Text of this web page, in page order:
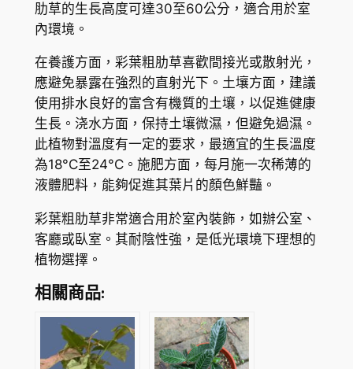
量
肋草的生長高度可達30至60公分，適合用於室
內環境。
在養護方面，彩葉粗肋草喜歡間接光或散射光，
應避免暴露在強烈的直射光下。土壤方面，建議
使用排水良好的富含有機質的土壤，以促進健康
生長。浇水方面，保持土壤微濕，但避免過濕。
此植物對溫度有一定的要求，最適宜的生長溫度
為18°C至24°C。施肥方面，每月施一次稀薄的
液體肥料，能夠促進其葉片的顏色鮮豔。
彩葉粗肋草非常適合用於室內裝飾，如辦公室、
客廳或臥室。其耐陰性強，是低光環境下理想的
植物選擇。
相關商品: